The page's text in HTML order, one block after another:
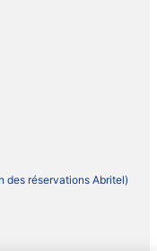
des réservations Abritel)